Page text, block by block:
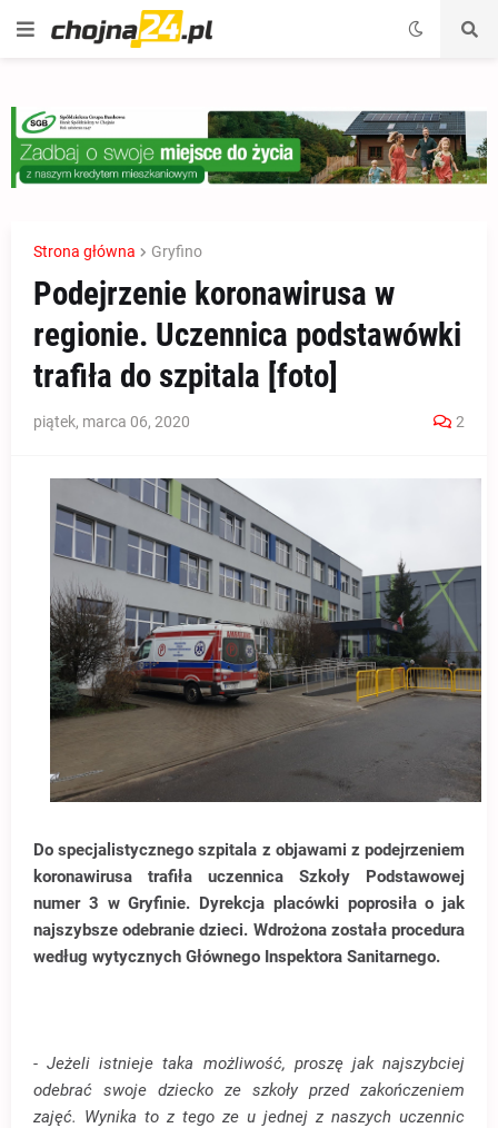
Strona główna Gryfino
Podejrzenie koronawirusa w
regionie. Uczennica podstawówki
trafiła do szpitala [foto]
piątek, marca 06, 2020 2
Do specjalistycznego szpitala z objawami z podejrzeniem
koronawirusa trafiła uczennica Szkoły Podstawowej
numer 3 w Gryfinie. Dyrekcja placówki poprosiła o jak
najszybsze odebranie dzieci. Wdrożona została procedura
według wytycznych Głównego Inspektora Sanitarnego.
- Jeżeli istnieje taka możliwość, proszę jak najszybciej
odebrać swoje dziecko ze szkoły przed zakończeniem
zajęć. Wynika to z tego ze u jednej z naszych uczennic